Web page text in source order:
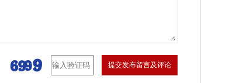
提交发布留言及评论